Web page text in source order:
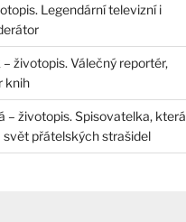
Legendární televizní i
životopis. Válečný reportér,
knih
– životopis. Spisovatelka, která
přátelských strašidel